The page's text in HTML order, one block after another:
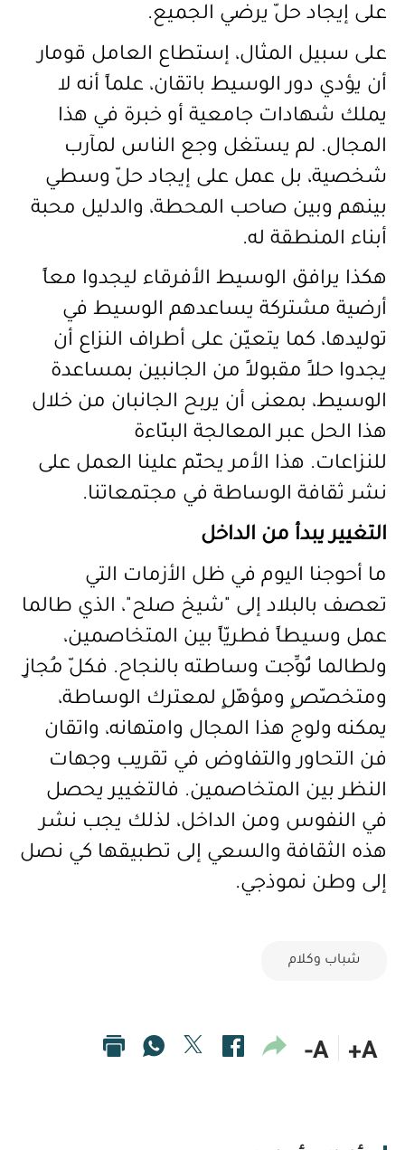
على إيجاد حلّ يرضي الجميع.
على سبيل المثال، إستطاع العامل قومار
أن يؤدي دور الوسيط باتقان، علماً أنه لا
يملك شهادات جامعية أو خبرة في هذا
المجال. لم يستغل وجع الناس لمآرب
شخصية، بل عمل على إيجاد حلّ وسطي
بينهم وبين صاحب المحطة، والدليل محبة
أبناء المنطقة له.
هكذا يرافق الوسيط الأفرقاء ليجدوا معاً
أرضية مشتركة يساعدهم الوسيط في
توليدها، كما يتعيّن على أطراف النزاع أن
يجدوا حلاً مقبولاً من الجانبين بمساعدة
الوسيط، بمعنى أن يربح الجانبان من خلال
هذا الحل عبر المعالجة البنّاءة
للنزاعات. هذا الأمر يحتّم علينا العمل على
نشر ثقافة الوساطة في مجتمعاتنا.
التغيير يبدأ من الداخل
ما أحوجنا اليوم في ظل الأزمات التي
تعصف بالبلاد إلى
شيخ صلح ، الذي طالما
عمل وسيطاً فطريّاً بين المتخاصمين،
ولطالما تُوِّجت وساطته بالنجاح. فكلّ مُجازٍ
ومتخصّصٍ ومؤهّلٍ لمعترك الوساطة،
يمكنه ولوج هذا المجال وامتهانه، واتقان
فن التحاور والتفاوض في تقريب وجهات
النظر بين المتخاصمين. فالتغيير يحصل
في النفوس ومن الداخل، لذلك يجب نشر
هذه الثقافة والسعي إلى تطبيقها كي نصل
إلى وطن نموذجي.
شباب وكلام
A+
A-